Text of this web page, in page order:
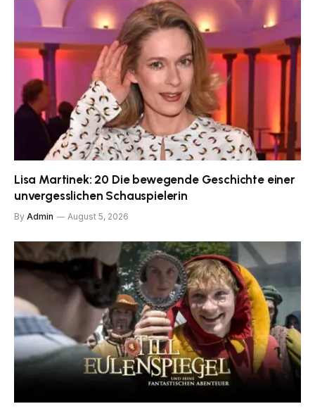
Lisa Martinek: 20 Die bewegende Geschichte einer
unvergesslichen Schauspielerin
By Admin August 5, 2026